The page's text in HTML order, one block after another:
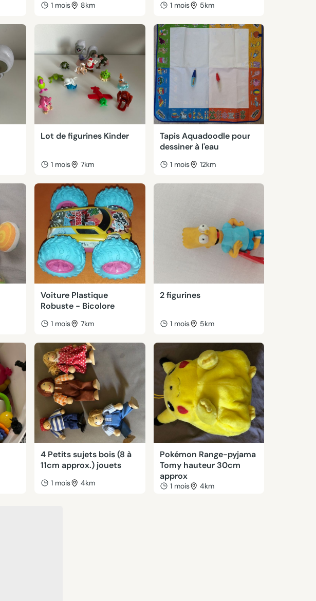
1 mois 8km 1 mois 5km
Lot de figurines Kinder
1 mois 7km
Tapis Aquadoodle pour
dessiner à l'eau
1 mois 12km
Voiture Plastique
Robuste - Bicolore
1 mois 7km
2 figurines
1 mois 5km
4 Petits sujets bois (8 à
11cm approx.) jouets
1 mois 4km
Pokémon Range-pyjama
Tomy hauteur 30cm
approx
1 mois 4km